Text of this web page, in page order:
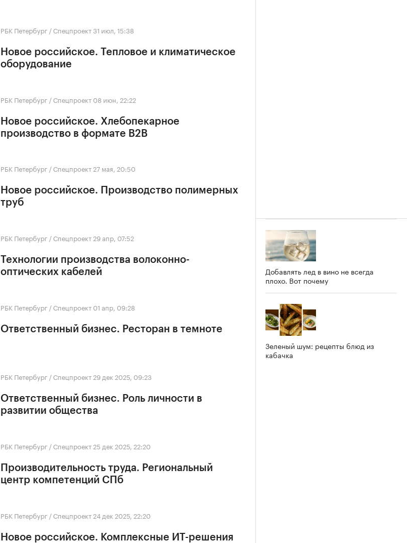
РБК Петербург / Спецпроект31 июл, 15:38
Новое российское. Тепловое и климатическое
оборудование
РБК Петербург / Спецпроект 08 июн, 22:22
Новое российское. Хлебопекарное
производство в формате B2B
РБК Петербург / Спецпроект 27 мая, 20:50
Новое российское. Производство полимерных
труб
РБК Петербург / Спецпроект 29 апр, 07:52
Технологии производства волоконно-
оптических кабелей
РБК Петербург / Спецпроект 01 апр, 09:28
Ответственный бизнес. Ресторан в темноте
РБК Петербург / Спецпроект 29 дек 2025, 09:23
Ответственный бизнес. Роль личности в
развитии общества
РБК Петербург / Спецпроект 25 дек 2025, 22:20
Производительность труда. Региональный
центр компетенций СПб
РБК Петербург / Спецпроект 24 дек 2025, 22:20
Новое российское. Комплексные ИТ-решения
Добавлять лед в вино не всегда
плохо. Вот почему
Зеленый шум: рецепты блюд из
кабачка